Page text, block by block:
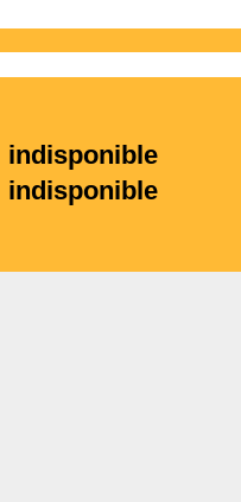
indisponible
indisponible